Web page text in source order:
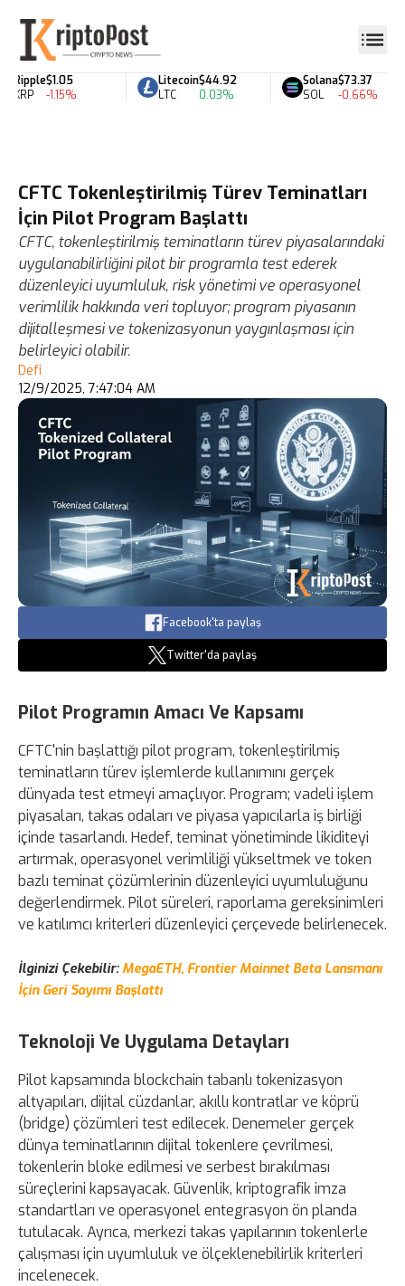
Ripple
XRP
$1.05
-1.15%
Litecoin
LTC
$44.92
0.03%
Solana
SOL
$73.37
-0.66%
CFTC Tokenleştirilmiş Türev Teminatları
İçin Pilot Program Başlattı
CFTC, tokenleştirilmiş teminatların türev piyasalarındaki
uygulanabilirliğini pilot bir programla test ederek
düzenleyici uyumluluk, risk yönetimi ve operasyonel
verimlilik hakkında veri topluyor; program piyasanın
dijitalleşmesi ve tokenizasyonun yaygınlaşması için
belirleyici olabilir.
Defi
12/9/2025, 7:47:04 AM
Facebook'ta paylaş
Twitter'da paylaş
Pilot Programın Amacı Ve Kapsamı
CFTC'nin başlattığı pilot program, tokenleştirilmiş
teminatların türev işlemlerde kullanımını gerçek
dünyada test etmeyi amaçlıyor. Program; vadeli işlem
piyasaları, takas odaları ve piyasa yapıcılarla iş birliği
içinde tasarlandı. Hedef, teminat yönetiminde likiditeyi
artırmak, operasyonel verimliliği yükseltmek ve token
bazlı teminat çözümlerinin düzenleyici uyumluluğunu
değerlendirmek. Pilot süreleri, raporlama gereksinimleri
ve katılımcı kriterleri düzenleyici çerçevede belirlenecek.
İlginizi Çekebilir:MegaETH, Frontier Mainnet Beta Lansmanı
İçin Geri Sayımı Başlattı
Teknoloji Ve Uygulama Detayları
Pilot kapsamında blockchain tabanlı tokenizasyon
altyapıları, dijital cüzdanlar, akıllı kontratlar ve köprü
(bridge) çözümleri test edilecek. Denemeler gerçek
dünya teminatlarının dijital tokenlere çevrilmesi,
tokenlerin bloke edilmesi ve serbest bırakılması
süreçlerini kapsayacak. Güvenlik, kriptografik imza
standartları ve operasyonel entegrasyon ön planda
tutulacak. Ayrıca, merkezi takas yapılarının tokenlerle
çalışması için uyumluluk ve ölçeklenebilirlik kriterleri
incelenecek.